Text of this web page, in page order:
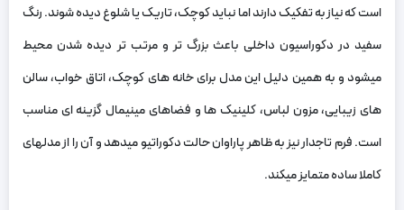
است که نیاز به تفکیک دارند اما نباید کوچک، تاریک یا شلوغ دیده شوند. رنگ
سفید در دکوراسیون داخلی باعث بزرگ‌ تر و مرتب‌ تر دیده شدن محیط
میشود و به همین دلیل این مدل برای خانه های کوچک، اتاق خواب، سالن
های زیبایی، مزون لباس، کلینیک ها و فضاهای مینیمال گزینه‌ ای مناسب
است. فرم تاجدار نیز به ظاهر پاراوان حالت دکوراتیو میدهد و آن را از مدلهای
کاملا ساده متمایز میکند.